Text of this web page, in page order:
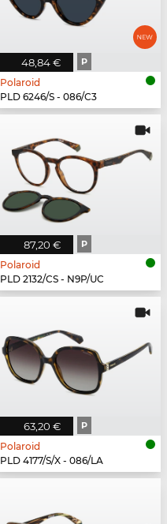
48,84 € P
Polaroid
PLD 6246/S - 086/C3
87,20 € P
Polaroid
PLD 2132/CS - N9P/UC
63,20 € P
Polaroid
PLD 4177/S/X - 086/LA